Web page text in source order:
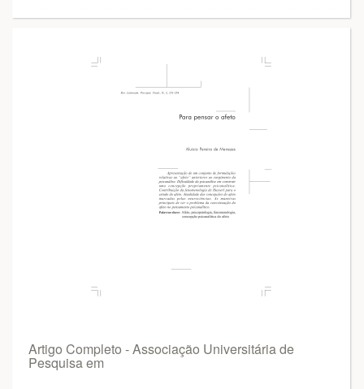
Artigo Completo - Associação Universitária de
Pesquisa em